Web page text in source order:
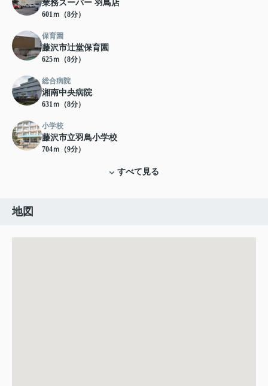
業務スーパー 羽鳥店
601ｍ（8分）
保育園
藤沢市辻堂保育園
625ｍ（8分）
総合病院
湘南中央病院
631ｍ（8分）
小学校
藤沢市立羽鳥小学校
704ｍ（9分）
すべて見る
地図